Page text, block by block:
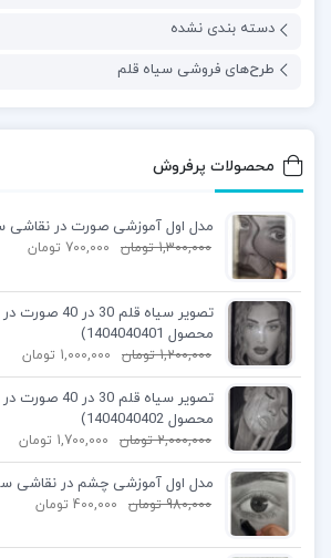
دسته بندی نشده
طرح‌های فروشی سیاه قلم
محصولات پرفروش
مدل اول آموزشی صورت در نقاشی
1,300,000 تومان 700,000 تومان
تصویر سیاه قلم
محصول 1404040401)
1,200,000 تومان 1,000,000 تومان
تصویر سیاه قلم
محصول 1404040402)
2,000,000 تومان 1,700,000 تومان
مدل اول آموزشی چشم در نقاشی
980,000 تومان 400,000 تومان